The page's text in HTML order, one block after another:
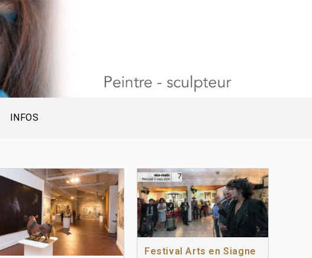
INFOS
Festival Arts en Siagne